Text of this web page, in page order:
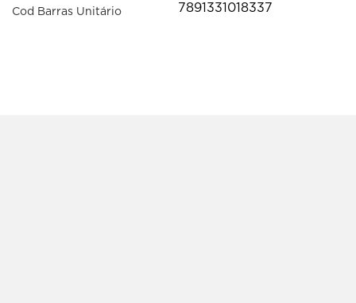
Cod Barras Unitário 7891331018337